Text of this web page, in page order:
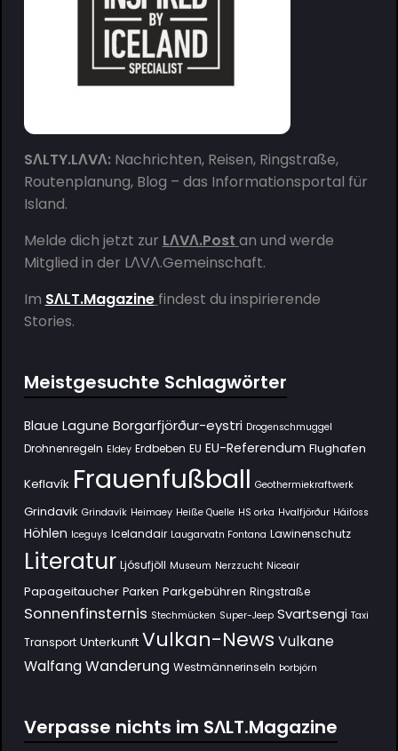
SΛLTY.LΛVΛ:Nachrichten, Reisen, Ringstraße,
Routenplanung, Blog – das Informationsportal für
Island.
Melde dich jetzt zur LΛVΛ.Post an und werde
Mitglied in der LΛVΛ.Gemeinschaft.
Im SΛLT.Magazine findest du inspirierende
Stories.
Meistgesuchte Schlagwörter
Blaue Lagune Borgarfjörður-eystri Drogenschmuggel
Drohnenregeln Eldey Erdbeben EU EU-Referendum Flughafen
Keflavík Frauenfußball Geothermiekraftwerk
Grindavik Grindavík Heimaey Heiße Quelle HS orka Hvalfjörður Háifoss
Höhlen Iceguys Icelandair Laugarvatn Fontana Lawinenschutz
Literatur Ljósufjöll Museum Nerzzucht Niceair
Papageitaucher Parken Parkgebühren Ringstraße
Sonnenfinsternis Stechmücken Super-Jeep Svartsengi Taxi
Transport Unterkunft Vulkan-News Vulkane
Walfang Wanderung Westmännerinseln Þorbjörn
Verpasse nichts im SΛLT.Magazine